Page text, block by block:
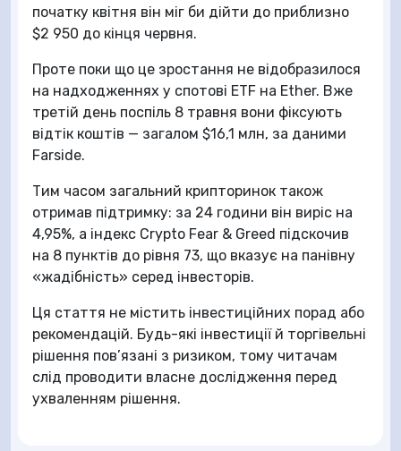
початку квітня він міг би дійти до приблизно
$2 950 до кінця червня.
Проте поки що це зростання не відобразилося
на надходженнях у спотові ETF на Ether. Вже
третій день поспіль 8 травня вони фіксують
відтік коштів — загалом $16,1 млн, за даними
Farside.
Тим часом загальний крипторинок також
отримав підтримку: за 24 години він виріс на
4,95%, а індекс Crypto Fear & Greed підскочив
на 8 пунктів до рівня 73, що вказує на панівну
«жадібність» серед інвесторів.
Ця стаття не містить інвестиційних порад або
рекомендацій. Будь-які інвестиції й торгівельні
рішення пов’язані з ризиком, тому читачам
слід проводити власне дослідження перед
ухваленням рішення.